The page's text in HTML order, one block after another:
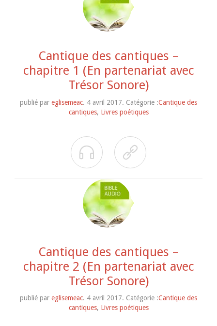
Cantique des cantiques –
chapitre 1 (En partenariat avec
Trésor Sonore)
publié par eglisemeac. 4 avril 2017. Catégorie :Cantique des
cantiques, Livres poétiques
 
Cantique des cantiques –
chapitre 2 (En partenariat avec
Trésor Sonore)
publié par eglisemeac. 4 avril 2017. Catégorie :Cantique des
cantiques, Livres poétiques